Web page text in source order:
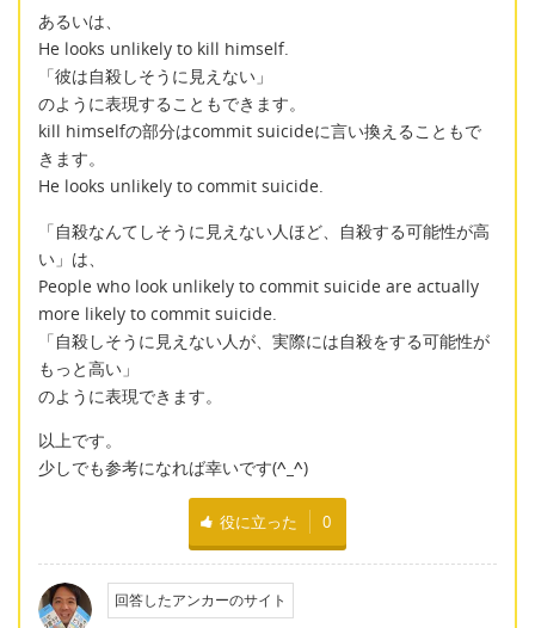
あるいは、
He looks unlikely to kill himself.
「彼は自殺しそうに見えない」
のように表現することもできます。
kill himselfの部分はcommit suicideに言い換えることもで
きます。
He looks unlikely to commit suicide.
「自殺なんてしそうに見えない人ほど、自殺する可能性が高
い」は、
People who look unlikely to commit suicide are actually
more likely to commit suicide.
「自殺しそうに見えない人が、実際には自殺をする可能性が
もっと高い」
のように表現できます。
以上です。
少しでも参考になれば幸いです(^_^)
役に立った 0
回答したアンカーのサイト